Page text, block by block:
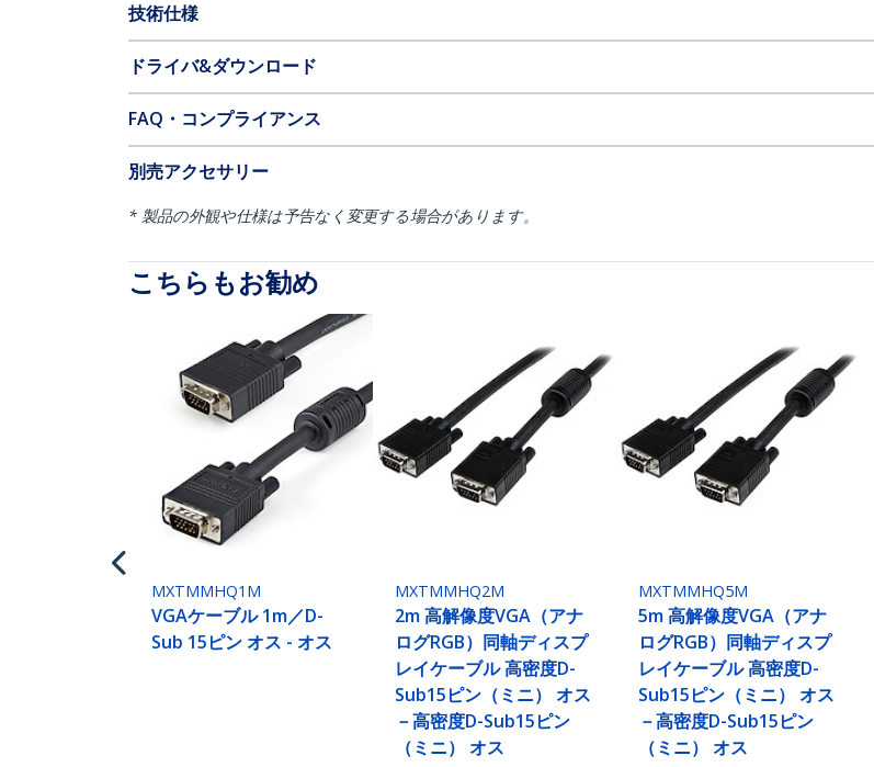
技術仕様
ドライバ&ダウンロード
FAQ・コンプライアンス
別売アクセサリー
* 製品の外観や仕様は予告なく変更する場合があります。
こちらもお勧め
MXTMMHQ1M
VGAケーブル 1m／D-
Sub 15ピン オス - オス
MXTMMHQ2M
2m 高解像度VGA（アナ
ログRGB）同軸ディスプ
レイケーブル 高密度D-
Sub15ピン（ミニ） オス
－高密度D-Sub15ピン
（ミニ） オス
MXTMMHQ5M
5m 高解像度VGA（アナ
ログRGB）同軸ディスプ
レイケーブル 高密度D-
Sub15ピン（ミニ） オス
－高密度D-Sub15ピン
（ミニ） オス